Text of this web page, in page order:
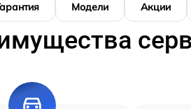
Модели Акции